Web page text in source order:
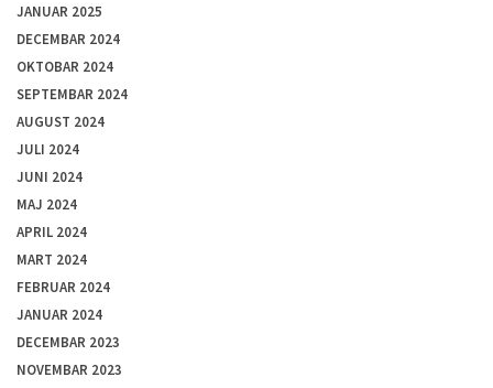
JANUAR 2025
DECEMBAR 2024
OKTOBAR 2024
SEPTEMBAR 2024
AUGUST 2024
JULI 2024
JUNI 2024
MAJ 2024
APRIL 2024
MART 2024
FEBRUAR 2024
JANUAR 2024
DECEMBAR 2023
NOVEMBAR 2023